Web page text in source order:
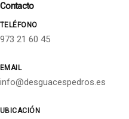
Contacto
TELÉFONO
973 21 60 45
EMAIL
info@desguacespedros.es
UBICACIÓN